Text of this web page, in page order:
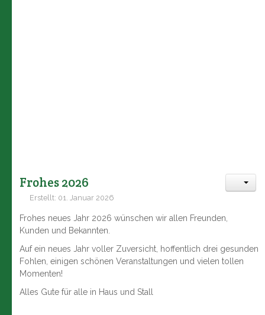
Frohes 2026
Erstellt: 01. Januar 2026
Frohes neues Jahr 2026 wünschen wir allen Freunden,
Kunden und Bekannten.
Auf ein neues Jahr voller Zuversicht, hoffentlich drei gesunden
Fohlen, einigen schönen Veranstaltungen und vielen tollen
Momenten!
Alles Gute für alle in Haus und Stall